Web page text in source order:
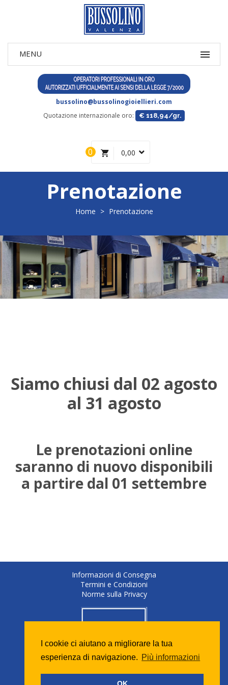
I cookie ci aiutano a migliorare la tua
esperienza di navigazione. Più informazioni
bussolino@bussolinogioiellieri.com
Quotazione internazionale oro:
€ 118,94/gr.
0,00
0
Prenotazione
Home > Prenotazione
Siamo chiusi dal 02 agosto
al 31 agosto
Le prenotazioni online
saranno di nuovo disponibili
a partire dal 01 settembre
Informazioni di Consegna
Termini e Condizioni
Norme sulla Privacy